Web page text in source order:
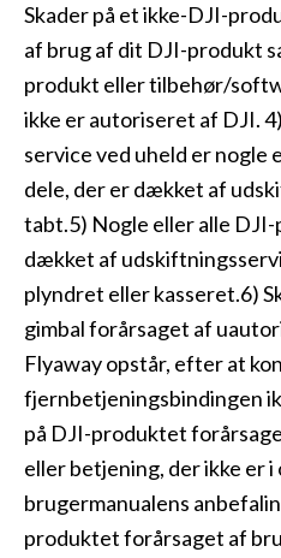
Skader på et ikke-DJI-
af brug af dit DJI-produkt
produkt eller tilbehør/
ikke er autoriseret af DJI.
service ved uheld er nogle
dele, der er dækket af
tabt.5) Nogle eller alle
dækket af
plyndret eller kasseret.6)
gimbal forårsaget af
Flyaway opstår, efter at
fjernbetjeningsbindingen
på DJI-produktet
eller betjening, der ikke er
brugermanualens
produktet forårsaget af